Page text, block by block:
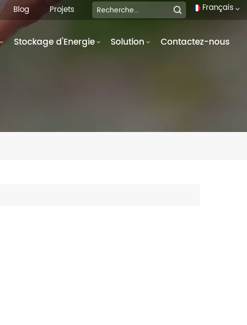
Français
Blog Projets
Stockage d'Energie Solution Contactez-nous